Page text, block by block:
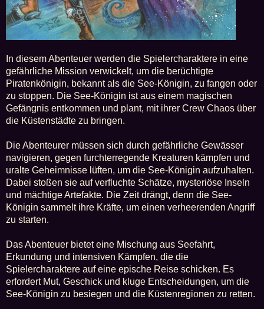
In diesem Abenteuer werden die Spielercharaktere in eine
gefährliche Mission verwickelt, um die berüchtigte
Piratenkönigin, bekannt als die See-Königin, zu fangen oder
zu stoppen. Die See-Königin ist aus einem magischen
Gefängnis entkommen und plant, mit ihrer Crew Chaos über
die Küstenstädte zu bringen.
Die Abenteurer müssen sich durch gefährliche Gewässer
navigieren, gegen furchterregende Kreaturen kämpfen und
uralte Geheimnisse lüften, um die See-Königin aufzuhalten.
Dabei stoßen sie auf verfluchte Schätze, mysteriöse Inseln
und mächtige Artefakte. Die Zeit drängt, denn die See-
Königin sammelt ihre Kräfte, um einen verheerenden Angriff
zu starten.
Das Abenteuer bietet eine Mischung aus Seefahrt,
Erkundung und intensiven Kämpfen, die die
Spielercharaktere auf eine epische Reise schicken. Es
erfordert Mut, Geschick und kluge Entscheidungen, um die
See-Königin zu besiegen und die Küstenregionen zu retten.